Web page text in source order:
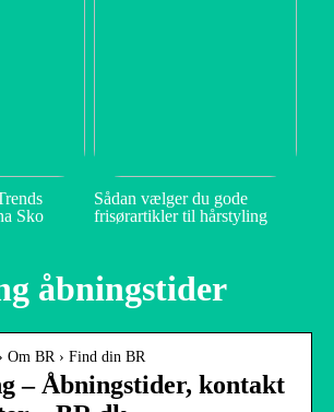
Sko
Sådan vælger du gode
frisørartikler til hårstyling
åbningstider
Om BR › Find din BR
– Åbningstider, kontakt